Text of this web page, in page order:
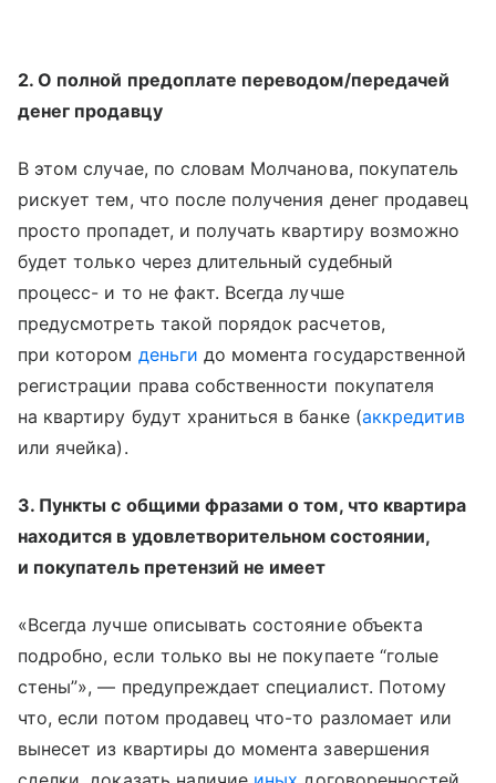
2. О полной предоплате переводом/передачей
денег продавцу
В этом случае, по словам Молчанова, покупатель
рискует тем, что после получения денег продавец
просто пропадет, и получать квартиру возможно
будет только через длительный судебный
процесс- и то не факт. Всегда лучше
предусмотреть такой порядок расчетов,
при котором деньги до момента государственной
регистрации права собственности покупателя
на квартиру будут храниться в банке (аккредитив
или ячейка).
3. Пункты с общими фразами о том, что квартира
находится в удовлетворительном состоянии,
и покупатель претензий не имеет
«Всегда лучше описывать состояние объекта
подробно, если только вы не покупаете “голые
стены”», — предупреждает специалист. Потому
что, если потом продавец что-то разломает или
вынесет из квартиры до момента завершения